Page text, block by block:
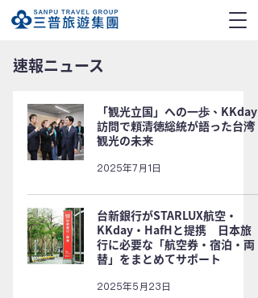
速報ニュース
「観光立国」への一歩、KKday
訪問で頼清徳総統が語った台湾
観光の未来
2025年7月1日
台新銀行がSTARLUX航空・
KKday・HafHと提携 日本旅
行に必要な「航空券・宿泊・両
替」をまとめてサポート
2025年5月23日